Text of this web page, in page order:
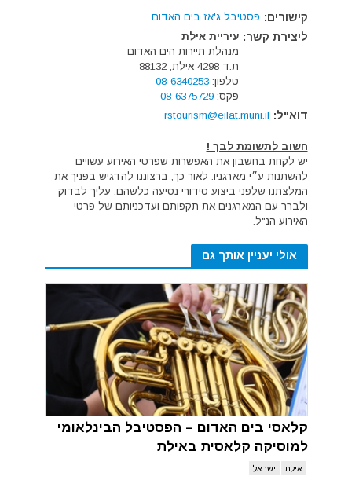
קישורים: פסטיבל ג'אז בים האדום
ליצירת קשר: עיריית אילת
מנהלת תיירות הים האדום
ת.ד 4298 אילת, 88132
טלפון:08-6340253
פקס:08-6375729
דוא"ל: rstourism@eilat.muni.il
חשוב לתשומת לבך !
יש לקחת בחשבון את האפשרות שפרטי האירוע עשויים
להשתנות ע״י מארגניו. לאור כך, ברצוננו להדגיש בפניך את
המלצתנו שלפני ביצוע סידורי נסיעה כלשהם, עליך לבדוק
ולברר עם המארגנים את תקפותם ועדכניותם של פרטי
האירוע הנ"ל.
אולי יעניין אותך גם
קלאסי בים האדום – הפסטיבל הבינלאומי
למוסיקה קלאסית באילת
אילת ישראל